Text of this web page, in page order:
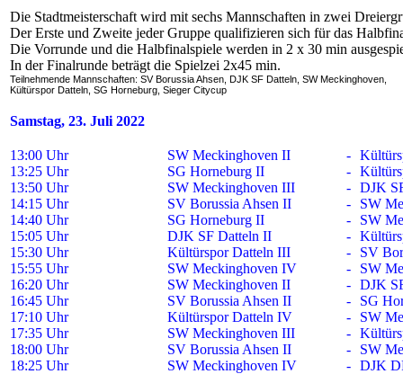
Die Stadtmeisterschaft wird mit sechs Mannschaften in zwei
Der Erste und Zweite jeder Gruppe qualifizieren sich für das
Die Vorrunde und die Halbfinalspiele werden in 2 x 30 min
In der Finalrunde beträgt die Spielzei 2x45 min.
Teilnehmende Mannschaften: SV Borussia Ahsen, DJK SF Datteln, SW Meckinghoven,
Kültürspor Datteln, SG Horneburg, Sieger Citycup
Samstag, 23. Juli 2022
13:00 Uhr
13:25 Uhr
13:50 Uhr
14:15 Uhr
14:40 Uhr
15:05 Uhr
15:30 Uhr
15:55 Uhr
16:20 Uhr
16:45 Uhr
17:10 Uhr
17:35 Uhr
18:00 Uhr
18:25 Uhr
SW Meckinghoven II
SG Horneburg II
SW Meckinghoven III
SV Borussia Ahsen II
SG Horneburg II
DJK SF Datteln II
Kültürspor Datteln III
SW Meckinghoven IV
SW Meckinghoven II
SV Borussia Ahsen II
Kültürspor Datteln IV
SW Meckinghoven III
SV Borussia Ahsen II
SW Meckinghoven IV
-
-
-
-
-
-
-
-
-
-
-
-
-
-
DJK
SW
SW
SV
SW
DJK
SG
SW
SW
DJK